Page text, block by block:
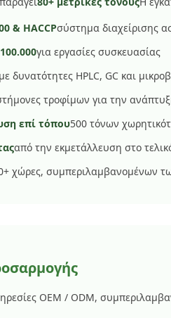
& HACCPσύστημα διαχείρισης
για εργασίες συσκευασίας
με δυνατότητες HPLC, GC και
τροφίμων για την
επί τόπου500 τόνων
από την εκμετάλλευση στο
χώρες, συμπεριλαμβανομένων
OEM / ODM,